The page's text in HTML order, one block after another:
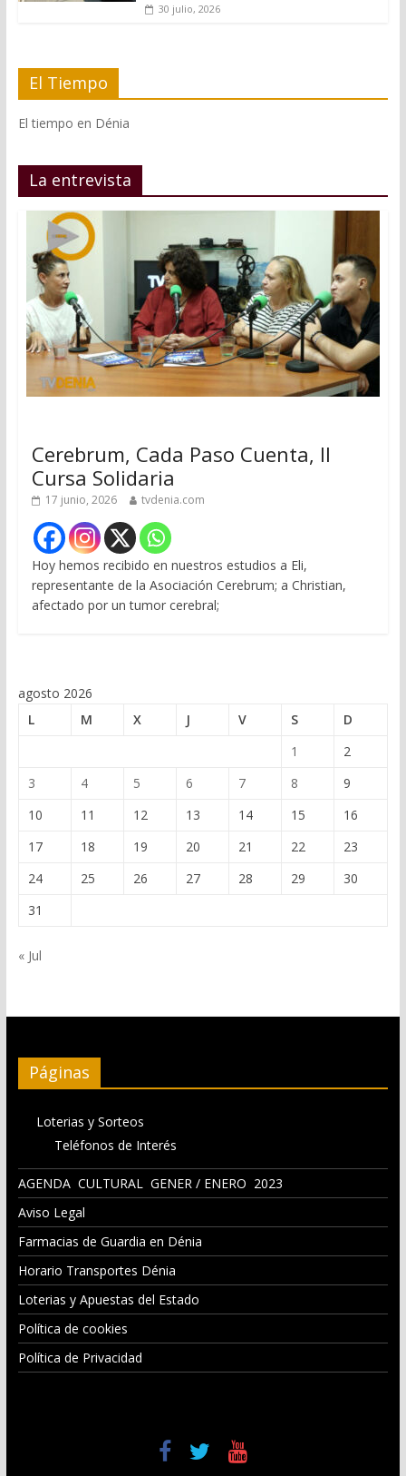
30 julio, 2026
El Tiempo
El tiempo en Dénia
La entrevista
Cerebrum, Cada Paso Cuenta, II
Cursa Solidaria
17 junio, 2026 tvdenia.com
Hoy hemos recibido en nuestros estudios a Eli,
representante de la Asociación Cerebrum; a Christian,
afectado por un tumor cerebral;
agosto 2026
L
M X J V S
D
1
2
3
4 5 6 7 8
9
10
11 12 13 14 15
16
17
18 19 20 21 22
23
24
25 26 27 28 29
30
31
« Jul
Páginas
Loterias y Sorteos
Teléfonos de Interés
AGENDA CULTURAL GENER / ENERO 2023
Aviso Legal
Farmacias de Guardia en Dénia
Horario Transportes Dénia
Loterias y Apuestas del Estado
Política de cookies
Política de Privacidad